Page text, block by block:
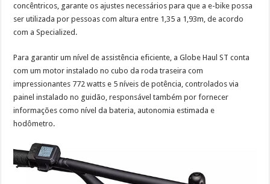
concêntricos, garante os ajustes necessários para que a e-bike possa
ser utilizada por pessoas com altura entre 1,35 a 1,93m, de acordo
com a Specialized.
Para garantir um nível de assistência eficiente, a Globe Haul ST conta
com um motor instalado no cubo da roda traseira com
impressionantes 772 watts e 5 níveis de potência, controlados via
painel instalado no guidão, responsável também por fornecer
informações como nível da bateria, autonomia estimada e
hodômetro.